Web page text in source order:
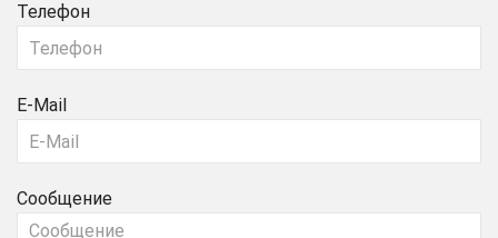
Телефон
E-Mail
Сообщение